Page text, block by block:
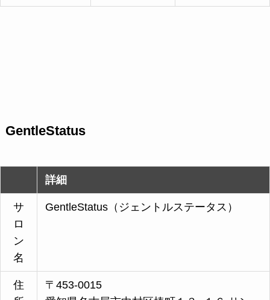
GentleStatus
詳細
サ
ロ
ン
名
GentleStatus（ジェントルステータス）
住
〒453-0015